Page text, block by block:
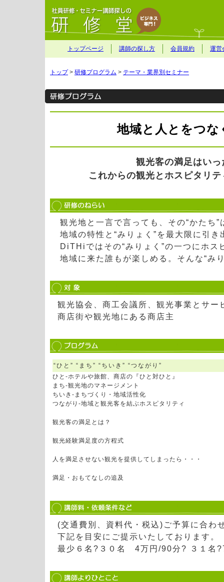
トップページ 講師の探し方 会員規約 運営
トップ> 研修プログラム > テーマ・業界別セミナー
地域と人とをつ
観光客の満足はい
これからの観光とホスピタリ
観光地と一言で言っても、その“かたち”
地域の特性と“みりょく”を最大限に引
DiTHiではその“みりょく”の一つにホ
地域に来た誰もが楽しめる。そんな“み
観光協会、商工会議所、観光事業とサー
商店街や観光地にある商店主
“ひと” “まち” “ちいき” “つながり”
ひと-ホテルや旅館、商店の『ひと対ひと』
まち-観光地のマネージメント
ちいき-まちづくり・地域活性化
つながり-地域と観光客を結ぶホスピタリティ
観光客の満足とは？
観光経験満足度の方程式
人を満足させない観光を提供してしまったら・・・
満足・おもてなしの追及
(交通費別、資料代・税込)ご予算に合わ
下記を目安にご提示いたしております。
最少６名?３０名 4万円/90分? ３１名